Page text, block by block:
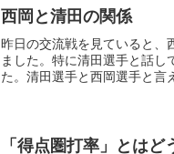
西岡と清田の関係
昨日の交流戦を見ていると、
ました。特に清田選手と話
た。清田選手と西岡選手と言
「得点圏打率」とは